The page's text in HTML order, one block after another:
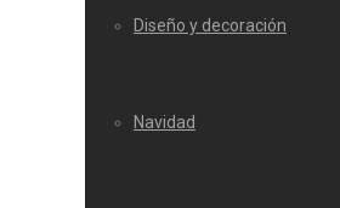
Diseño y decoración
Navidad